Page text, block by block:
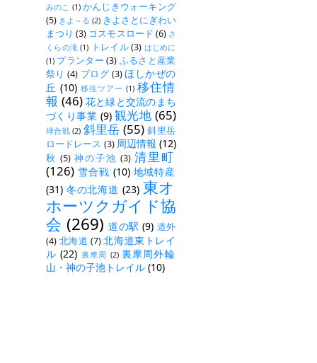
みのこ (1) かんじきウォーキング
(5) きよ～る (2) きよさとにぎわい
まつり (3) コスモスロード (6) さ
くらの滝 (1) トレイル(3) はじめに
(1) プランター (3) ふるさと産業
祭り (4) ブログ (3) ほしかぜの
丘 (10) 移住ツアー (1) 移住情
報 (46) 花と緑と交流のまち
づくり事業 (9) 観光地 (65)
球合戦 (2) 斜里岳 (55) 斜里岳
ロードレース (3) 周辺情報 (12)
秋 (5) 神の子池 (3) 清里町
(126) 雪合戦 (10) 地域特産
(31) 冬の北海道 (23) 東オ
ホーツクガイド協
会 (269) 道の駅 (9) 道外
(4) 北海道 (7) 北海道東トレイ
ル (22) 裏摩周 (2) 裏摩周外輪
山・神の子池トレイル (10)